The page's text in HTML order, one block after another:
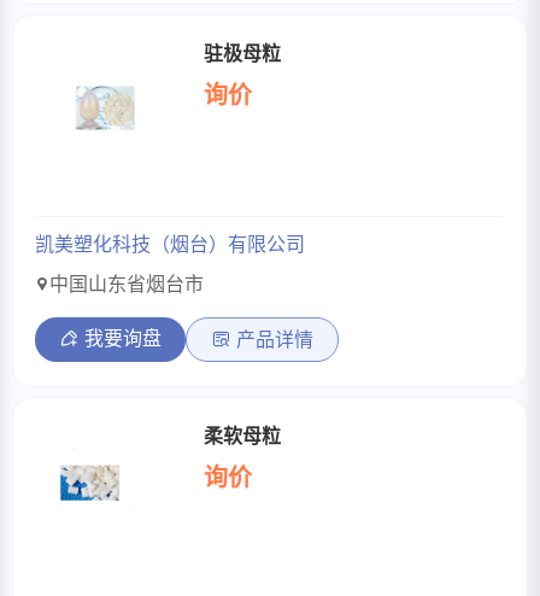
驻极母粒
询价
凯美塑化科技（烟台）有限公司
中国山东省烟台市
我要询盘 产品详情
柔软母粒
询价